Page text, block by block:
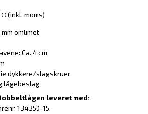
(inkl. moms)
omlimet
Ca. 4 cm
dykkere/slagskruer
lågebeslag
leveret med:
134350-15.